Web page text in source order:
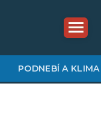
PODNEBÍ A KLIMA